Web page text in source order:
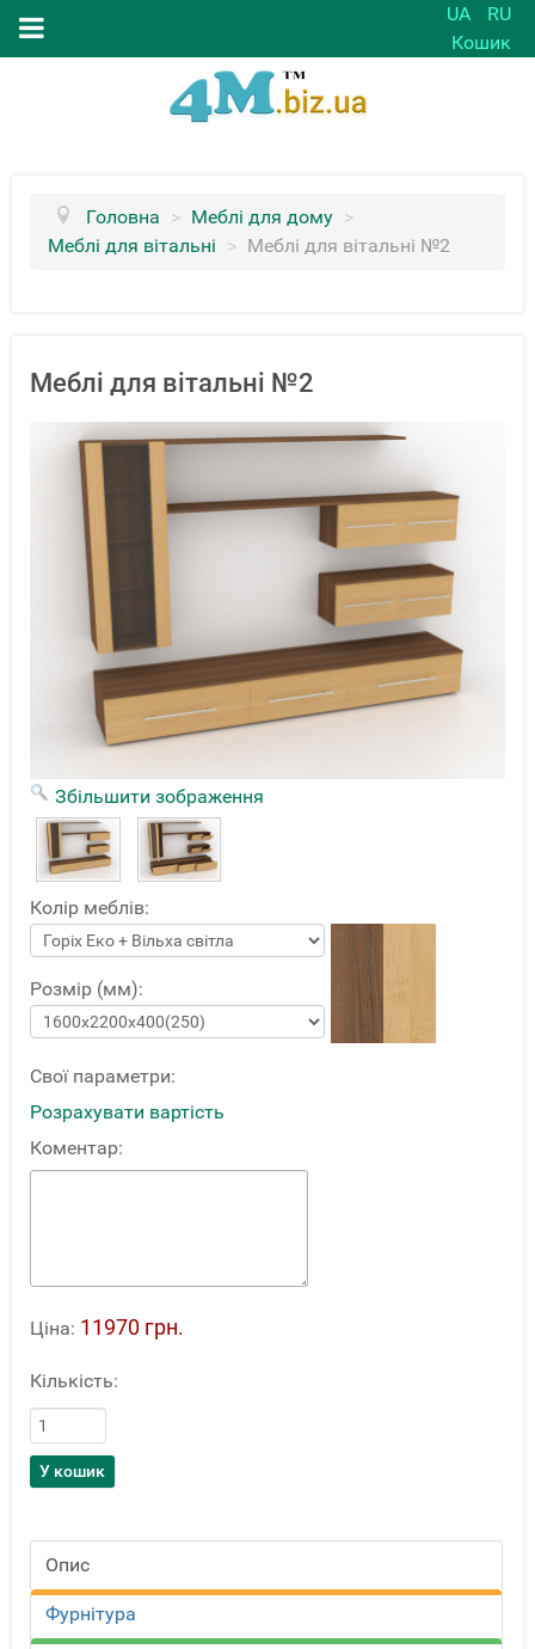
UA
RU
Кошик
Головна > Меблі для дому >
Меблі для вітальні > Меблі для вітальні №2
Меблі для вітальні №2
Збільшити зображення
Колір меблів:
Розмір (мм):
Свої параметри:
Розрахувати вартість
Коментар:
Ціна: 11970 грн.
Кількість:
Опис
Фурнітура